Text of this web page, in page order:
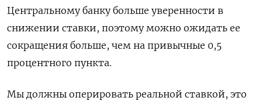
Центральному банку больше уверенности в
снижении ставки, поэтому можно ожидать ее
сокращения больше, чем на привычные 0,5
процентного пункта.
Мы должны оперировать реальной ставкой, это